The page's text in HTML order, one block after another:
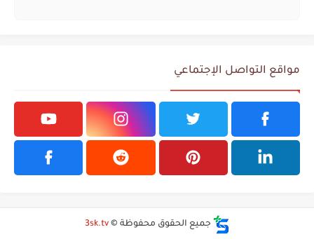
مواقع التواصل الإجتماعي
جميع الحقوق محفوظة © 3sk.tv